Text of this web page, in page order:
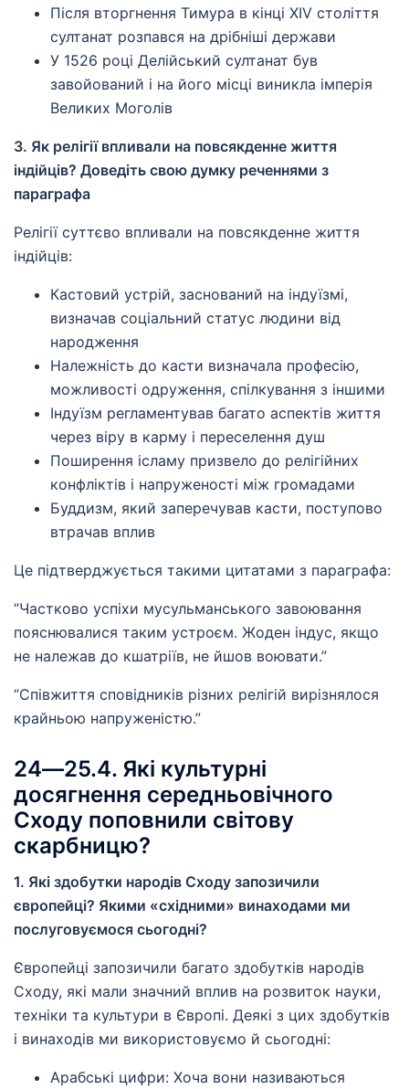
Після вторгнення Тимура в кінці XIV століття
султанат розпався на дрібніші держави
У 1526 році Делійський султанат був
завойований і на його місці виникла імперія
Великих Моголів
3. Як релігії впливали на повсякденне життя
індійців? Доведіть свою думку реченнями з
параграфа
Релігії суттєво впливали на повсякденне життя
індійців:
Кастовий устрій, заснований на індуїзмі,
визначав соціальний статус людини від
народження
Належність до касти визначала професію,
можливості одруження, спілкування з іншими
Індуїзм регламентував багато аспектів життя
через віру в карму і переселення душ
Поширення ісламу призвело до релігійних
конфліктів і напруженості між громадами
Буддизм, який заперечував касти, поступово
втрачав вплив
Це підтверджується такими цитатами з параграфа:
“Частково успіхи мусульманського завоювання
пояснювалися таким устроєм. Жоден індус, якщо
не належав до кшатріїв, не йшов воювати.”
“Співжиття сповідників різних релігій вирізнялося
крайньою напруженістю.”
24―25.4. Які культурні
досягнення середньовічного
Сходу поповнили світову
скарбницю?
1. Які здобутки народів Сходу запозичили
європейці? Якими «східними» винаходами ми
послуговуємося сьогодні?
Європейці запозичили багато здобутків народів
Сходу, які мали значний вплив на розвиток науки,
техніки та культури в Європі. Деякі з цих здобутків
і винаходів ми використовуємо й сьогодні:
Арабські цифри: Хоча вони називаються